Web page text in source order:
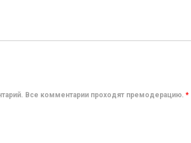
Все комментарии проходят премодерацию. *